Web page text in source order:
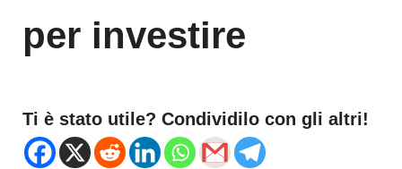
per investire
Ti è stato utile? Condividilo con gli altri!